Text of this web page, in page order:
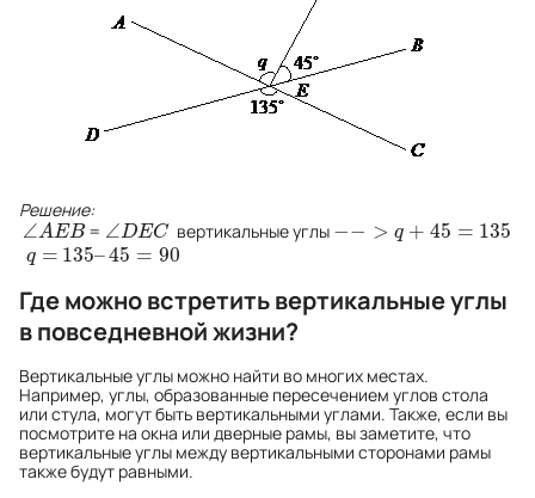
Решение:
∠AEB
∠AEB = ∠DEC
∠DEC вертикальные углы −− >
−−> q + 45 = 135
q+45=135
q =
q = 135–45 = 90
135–45= 90
Где можно встретить вертикальные углы
в повседневной жизни?
Вертикальные углы можно найти во многих местах.
Например, углы, образованные пересечением углов стола
или стула, могут быть вертикальными углами. Также, если вы
посмотрите на окна или дверные рамы, вы заметите, что
вертикальные углы между вертикальными сторонами рамы
также будут равными.